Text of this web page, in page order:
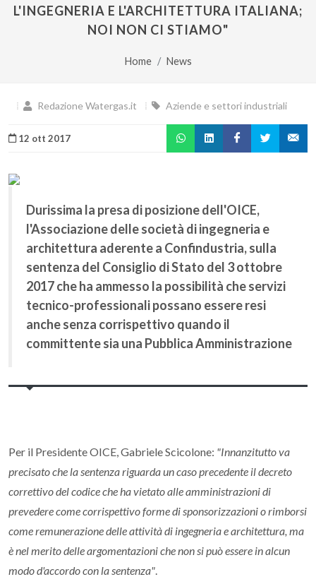
L'INGEGNERIA E L'ARCHITETTURA ITALIANA;
NOI NON CI STIAMO"
Home News
Redazione Watergas.it Aziende e settori industriali
12 ott 2017
Durissima la presa di posizione dell'OICE,
l'Associazione delle società di ingegneria e
architettura aderente a Confindustria, sulla
sentenza del Consiglio di Stato del 3 ottobre
2017 che ha ammesso la possibilità che servizi
tecnico-professionali possano essere resi
anche senza corrispettivo quando il
committente sia una Pubblica Amministrazione
Per il Presidente OICE, Gabriele Scicolone: "Innanzitutto va
precisato che la sentenza riguarda un caso precedente il decreto
correttivo del codice che ha vietato alle amministrazioni di
prevedere come corrispettivo forme di sponsorizzazioni o rimborsi
come remunerazione delle attività di ingegneria e architettura, ma
è nel merito delle argomentazioni che non si può essere in alcun
modo d'accordo con la sentenza".